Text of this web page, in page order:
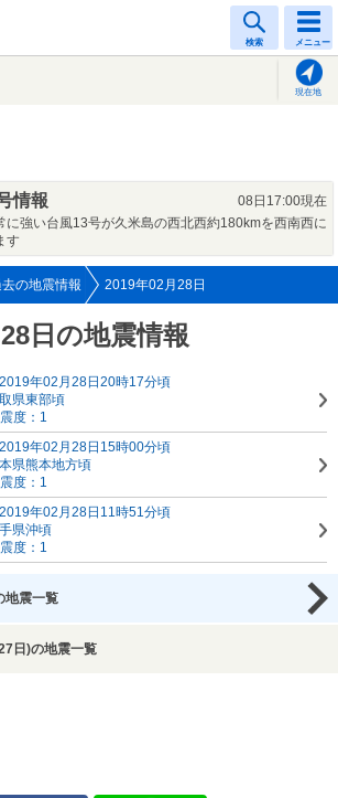
検索 メニュー
現在地
情報
08日17:00現在
に強い台風13号が久米島の西北西約180kmを西南西に
す
の地震情報 2019年02月28日
日の地震情報
年02月28日20時17分頃
県東部頃
度：1
年02月28日15時00分頃
県熊本地方頃
度：1
年02月28日11時51分頃
県沖頃
度：1
地震一覧
日)の地震一覧